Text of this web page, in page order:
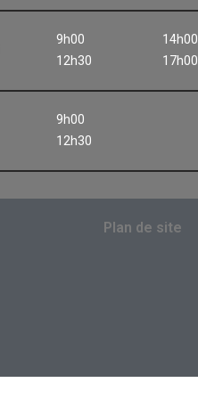
9h00
12h30
14h00
17h00
9h00
12h30
Plan de site